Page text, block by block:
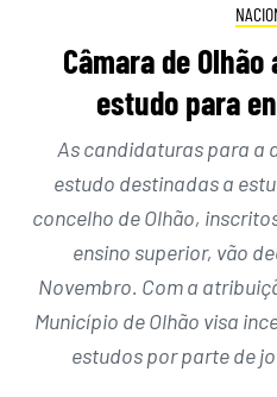
Câmara de
estudo para
As candidaturas para a
estudo destinadas a
concelho de Olhão,
ensino superior, vão
Novembro. Com a
Município de Olhão visa
estudos por parte de